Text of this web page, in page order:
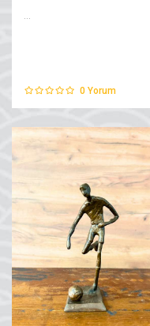
0 Yorum